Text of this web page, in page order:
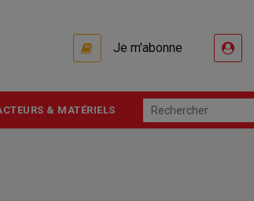
Je m'abonne
& MATÉRIELS